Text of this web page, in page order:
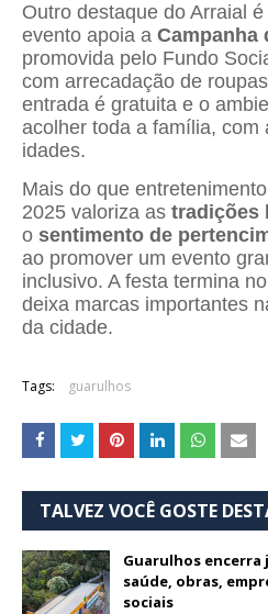
Outro destaque do Arraial
evento apoia a Campanha
promovida pelo Fundo
com arrecadação de
entrada é gratuita e o
acolher toda a família, com
idades.
Mais do que
2025 valoriza as tradições
o sentimento de
ao promover um evento
inclusivo. A festa termina
deixa marcas importantes
da cidade.
Tags: guarulhos
TALVEZ VOCÊ GOSTE
Guarulhos encerra
saúde, obras,
sociais